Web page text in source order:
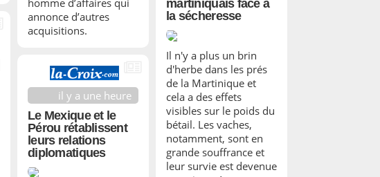
homme d’affaires qui
annonce d’autres
acquisitions.
martiniquais face à
la sécheresse
Il n'y a plus un brin
d'herbe dans les prés
de la Martinique et
cela a des effets
visibles sur le poids du
bétail. Les vaches,
notamment, sont en
grande souffrance et
leur survie est devenue
il y a une heure
Le Mexique et le
Pérou rétablissent
leurs relations
diplomatiques